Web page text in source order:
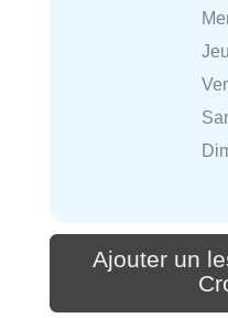
Ajouter un